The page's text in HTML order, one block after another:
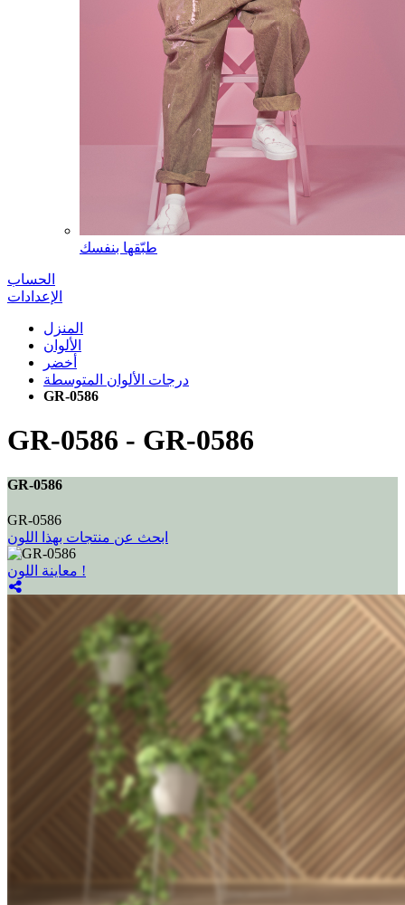
طبّقها بنفسك
الحساب
الإعدادات
المنزل
الألوان
أخضر
درجات الألوان المتوسطة
GR-0586
GR-0586 - GR-0586
GR-0586
GR-0586
ابحث عن منتجات بهذا اللون
معاينة اللون !